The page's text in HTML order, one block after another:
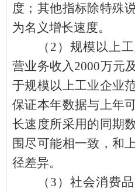
度；其他指标除特殊
为名义增长速度。
（ 2 ）规模以上
营业务收入 2000万元
于规模以上工业企业
保证本年数据与上年
长速度所采用的同期
围尽可能相一致，和
径差异。
（ 3 ）社会消费